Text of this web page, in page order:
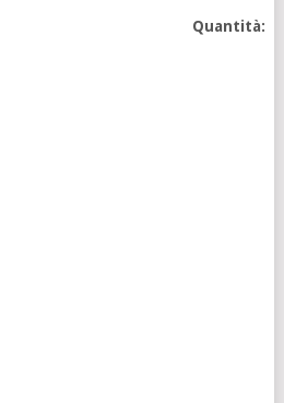
Quantità: